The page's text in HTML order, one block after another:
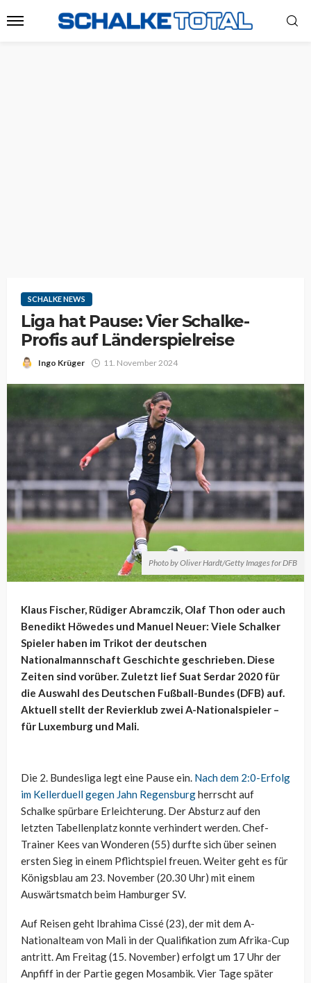
SCHALKE NEWS
Liga hat Pause: Vier Schalke-
Profis auf Länderspielreise
Ingo Krüger 11. November 2024
Photo by Oliver Hardt/Getty Images for DFB
Klaus Fischer, Rüdiger Abramczik, Olaf Thon oder auch
Benedikt Höwedes und Manuel Neuer: Viele Schalker
Spieler haben im Trikot der deutschen
Nationalmannschaft Geschichte geschrieben. Diese
Zeiten sind vorüber. Zuletzt lief Suat Serdar 2020 für
die Auswahl des Deutschen Fußball-Bundes (DFB) auf.
Aktuell stellt der Revierklub zwei A-Nationalspieler –
für Luxemburg und Mali.
Die 2. Bundesliga legt eine Pause ein. Nach dem 2:0-Erfolg
im Kellerduell gegen Jahn Regensburgherrscht auf
Schalke spürbare Erleichterung. Der Absturz auf den
letzten Tabellenplatz konnte verhindert werden. Chef-
Trainer Kees van Wonderen (55) durfte sich über seinen
ersten Sieg in einem Pflichtspiel freuen. Weiter geht es für
Königsblau am 23. November (20.30 Uhr) mit einem
Auswärtsmatch beim Hamburger SV.
Auf Reisen geht Ibrahima Cissé (23), der mit dem A-
Nationalteam von Mali in der Qualifikation zum Afrika-Cup
antritt. Am Freitag (15. November) erfolgt um 17 Uhr der
Anpfiff in der Partie gegen Mosambik. Vier Tage später